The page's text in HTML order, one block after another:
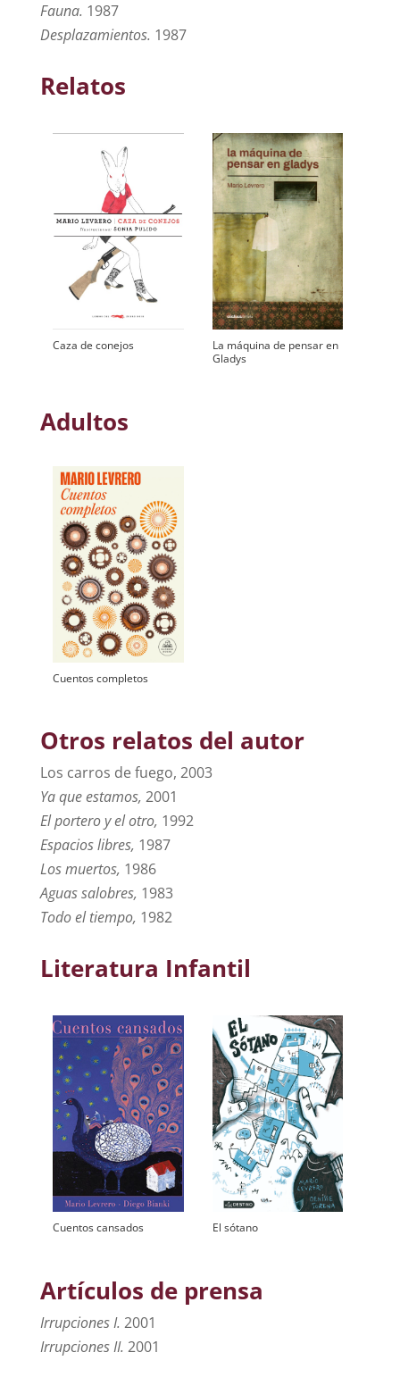
Fauna. 1987
Desplazamientos. 1987
Relatos
Caza de conejos
La máquina de pensar en
Gladys
Adultos
Cuentos completos
Otros relatos del autor
Los carros de fuego, 2003
Ya que estamos, 2001
El portero y el otro, 1992
Espacios libres, 1987
Los muertos, 1986
Aguas salobres, 1983
Todo el tiempo, 1982
Literatura Infantil
Cuentos cansados El sótano
Artículos de prensa
Irrupciones I. 2001
Irrupciones II. 2001